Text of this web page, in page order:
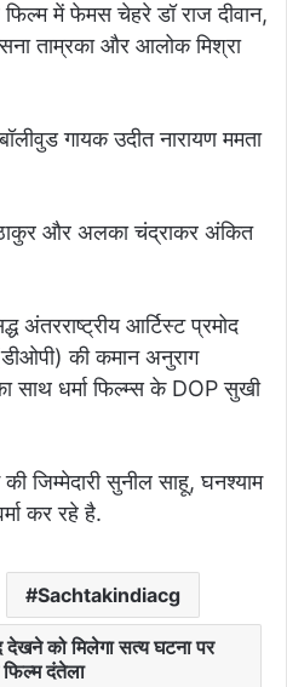
में फेमस चेहरे डॉ राज दीवान,
ताम्रका और आलोक मिश्रा
गायक उदीत नारायण ममता
और अलका चंद्राकर अंकित
अंतरराष्ट्रीय आर्टिस्ट प्रमोद
की कमान अनुराग
साथ धर्मा फिल्म्स के DOP सुखी
जिम्मेदारी सुनील साहू, घनश्याम
कर रहे है.
Sachtakindiacg
देखने को मिलेगा सत्य घटना पर
दंतेला